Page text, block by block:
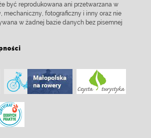
być reprodukowana ani przetwarzana w
mechaniczny, fotograficzny i inny oraz nie
w żadnej bazie danych bez pisemnej